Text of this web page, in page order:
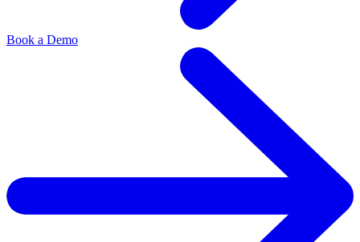
Book a Demo